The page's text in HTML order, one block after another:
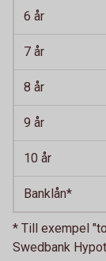
6 år
7 år
8 år
9 år
10 år
Banklån*
* Till exempel
Swedbank